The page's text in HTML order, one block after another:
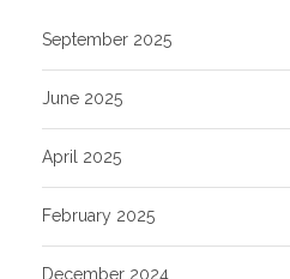
September 2025
June 2025
April 2025
February 2025
December 2024